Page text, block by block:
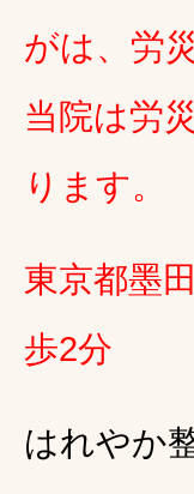
がは、労
当院は労
ります。
東京都墨
歩2分
はれやか